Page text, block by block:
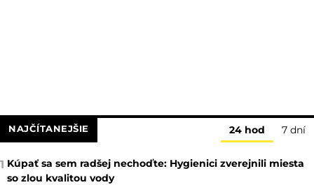
NAJČÍTANEJŠIE 24 hod 7 dní
1 Kúpať sa sem radšej nechoďte: Hygienici zverejnili miesta
so zlou kvalitou vody